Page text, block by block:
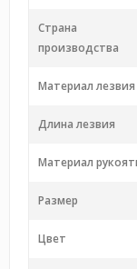
Страна
производства
Материал лезвия
Длина лезвия
Материал
Размер
Цвет